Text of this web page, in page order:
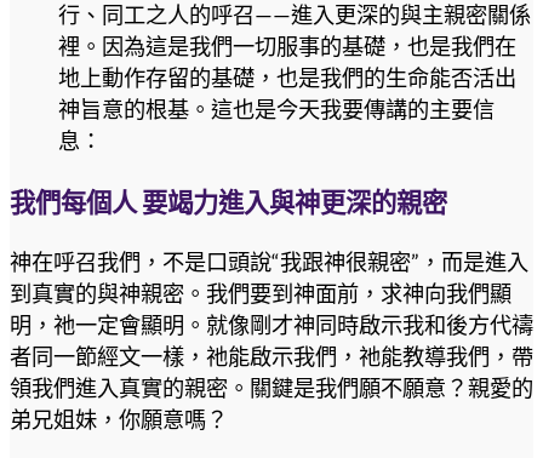
行、同工之人的呼召——進入更深的與主親密關係
裡。因為這是我們一切服事的基礎，也是我們在
地上動作存留的基礎，也是我們的生命能否活出
神旨意的根基。這也是今天我要傳講的主要信
息：
我們每個人 要竭力進入與神更深的親密
神在呼召我們，不是口頭說“我跟神很親密”，而是進入
到真實的與神親密。我們要到神面前，求神向我們顯
明，祂一定會顯明。就像剛才神同時啟示我和後方代禱
者同一節經文一樣，祂能啟示我們，祂能教導我們，帶
領我們進入真實的親密。關鍵是我們願不願意？親愛的
弟兄姐妹，你願意嗎？